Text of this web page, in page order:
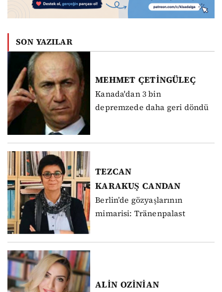
SON YAZILAR
MEHMET ÇETİNGÜLEÇ
Kanada'dan 3 bin
depremzede daha geri döndü
TEZCAN
KARAKUŞ CANDAN
Berlin’de gözyaşlarının
mimarisi: Tränenpalast
ALİN OZİNİAN